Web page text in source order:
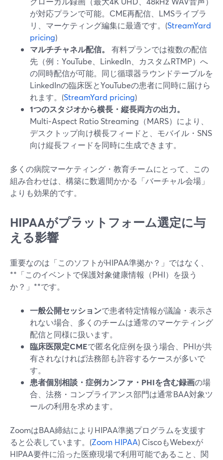
が対応プランで可能。CME再配信、LMSライブラ
リ、マーケティング編集に最適です。(StreamYard
pricing)
マルチチャネル配信。
有料プランでは複数の配信
先（例：YouTube、LinkedIn、カスタムRTMP）へ
の同時配信が可能。同じ循環器ラウンドテーブルを
LinkedInの臨床医とYouTubeの患者に同時に届けら
れます。(StreamYard pricing)
1つのスタジオから横長・縦長両方の出力。
Multi‑Aspect Ratio Streaming（MARS）により、
デスクトップ向け横長フィードと、モバイル・SNS
向け縦長フィードを同時に生成できます。
多くの病院マーケティング・教育チームにとって、この
組み合わせは、構築に数週間かかる「バーチャル会場」
よりも効果的です。
HIPAAがプラットフォーム選定に与
える影響
重要なのは「このソフトがHIPAA準拠か？」ではなく、
**「このイベントで保護対象健康情報（PHI）を扱う
か？」**です。
一般公開セッションで患者特定情報が議論・表示さ
れない場合、多くのチームは通常のマーケティング
配信と同様に扱います。
臨床医限定CMEで匿名化症例を扱う場合、PHIが共
有されなければ法務部も許容するケースが多いで
す。
患者個別相談・症例カンファ・PHIを含む録画の場
合、法務・コンプライアンス部門は通常BAA対象ツ
ールの利用を求めます。
ZoomはBAA締結によりHIPAA準拠プログラムを支援す
ると公表しています。(Zoom HIPAA) CiscoもWebexが
HIPAA要件に沿った医療現場で利用可能であること、関